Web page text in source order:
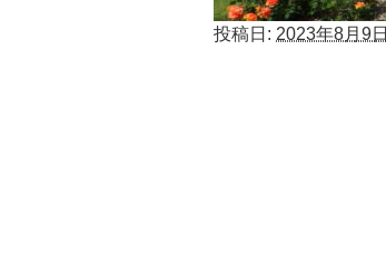
投稿日: 2023年8月9日